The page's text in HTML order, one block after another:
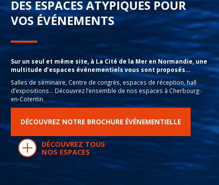
DES ESPACES ATYPIQUES POUR
VOS ÉVÉNEMENTS
Sur un seul et même site, à La Cité de la Mer en Normandie, une
multitude d’espaces événementiels vous sont proposés…
Salles de séminaire, Centre de congrès, espaces de réception, hall
d’expositions… Découvrez l’ensemble de nos espaces à Cherbourg-
en-Cotentin.
DÉCOUVREZ NOTRE BROCHURE ÉVÉNEMENTIELLE
DÉCOUVREZ TOUS
NOS ESPACES